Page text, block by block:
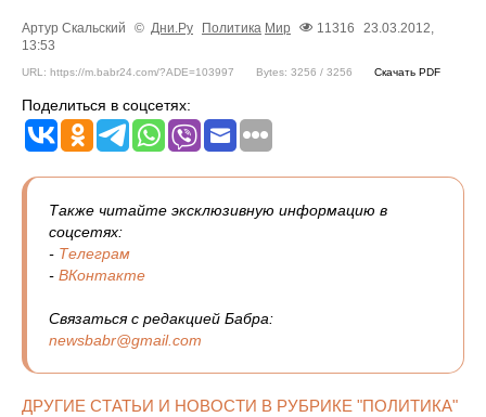
Артур Скальский © Дни.Ру Политика Мир 11316
23.03.2012,
13:53
URL: https://m.babr24.com/?ADE=103997 Bytes: 3256 / 3256 Скачать PDF
Поделиться в соцсетях:
Также читайте эксклюзивную информацию в
соцсетях:
- Телеграм
- ВКонтакте
Связаться с редакцией Бабра:
newsbabr@gmail.com
ДРУГИЕ СТАТЬИ И НОВОСТИ В РУБРИКЕ "ПОЛИТИКА"